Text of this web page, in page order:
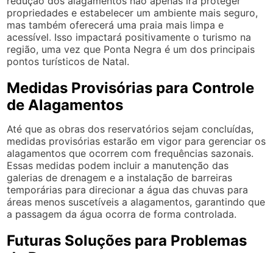
propriedades e estabelecer um ambiente mais seguro,
mas também oferecerá uma praia mais limpa e
acessível. Isso impactará positivamente o turismo na
região, uma vez que Ponta Negra é um dos principais
pontos turísticos de Natal.
Medidas Provisórias para Controle
de Alagamentos
Até que as obras dos reservatórios sejam concluídas,
medidas provisórias estarão em vigor para gerenciar os
alagamentos que ocorrem com frequências sazonais.
Essas medidas podem incluir a manutenção das
galerias de drenagem e a instalação de barreiras
temporárias para direcionar a água das chuvas para
áreas menos suscetíveis a alagamentos, garantindo que
a passagem da água ocorra de forma controlada.
Futuras Soluções para Problemas